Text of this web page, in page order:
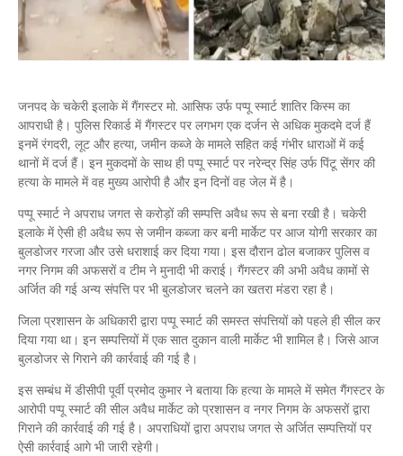
जनपद के चकेरी इलाके में गैंगस्टर मो. आसिफ उर्फ पप्पू स्मार्ट शातिर किस्म का
आपराधी है। पुलिस रिकार्ड में गैंगस्टर पर लगभग एक दर्जन से अधिक मुकदमे दर्ज हैं
इनमें रंगदरी, लूट और हत्या, जमीन कब्जे के मामले सहित कई गंभीर धाराओं में कई
थानों में दर्ज हैं। इन मुकदमों के साथ ही पप्पू स्मार्ट पर नरेन्द्र सिंह उर्फ पिंटू सेंगर की
हत्या के मामले में वह मुख्य आरोपी है और इन दिनों वह जेल में है।
पप्पू स्मार्ट ने अपराध जगत से करोड़ों की सम्पत्ति अवैध रूप से बना रखी है। चकेरी
इलाके में ऐसी ही अवैध रूप से जमीन कब्जा कर बनी मार्केट पर आज योगी सरकार का
बुलडोजर गरजा और उसे धराशाई कर दिया गया। इस दौरान ढोल बजाकर पुलिस व
नगर निगम की अफसरों व टीम ने मुनादी भी कराई। गैंगस्टर की अभी अवैध कामों से
अर्जित की गई अन्य संपत्ति पर भी बुलडोजर चलने का खतरा मंडरा रहा है।
जिला प्रशासन के अधिकारी द्वारा पप्पू स्मार्ट की समस्त संपत्तियों को पहले ही सील कर
दिया गया था। इन सम्पत्तियों में एक सात दुकान वाली मार्केट भी शामिल है। जिसे आज
बुलडोजर से गिराने की कार्रवाई की गई है।
इस सम्बंध में डीसीपी पूर्वी प्रमोद कुमार ने बताया कि हत्या के मामले में समेत गैंगस्टर के
आरोपी पप्पू स्मार्ट की सील अवैध मार्केट को प्रशासन व नगर निगम के अफसरों द्वारा
गिराने की कार्रवाई की गई है। अपराधियों द्वारा अपराध जगत से अर्जित सम्पत्तियों पर
ऐसी कार्रवाई आगे भी जारी रहेगी।